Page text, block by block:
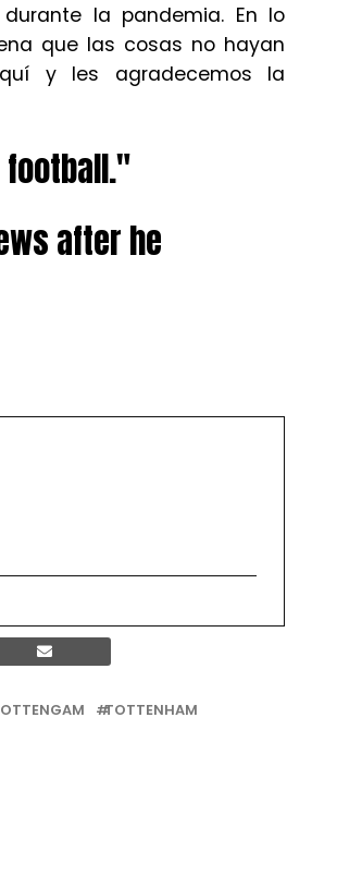
la pandemia. En lo
que las cosas no hayan
y les agradecemos la
after he
TOTTENHAM